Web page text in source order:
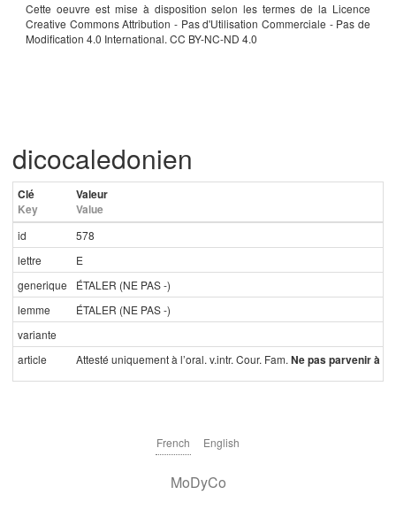
Cette oeuvre est mise à disposition selon les termes de la Licence
Creative Commons Attribution - Pas d'Utilisation Commerciale - Pas de
Modification 4.0 International. CC BY-NC-ND 4.0
dicocaledonien
Clé
Key
Valeur
Value
id
578
lettre
E
generique
ÉTALER (NE PAS -)
lemme
ÉTALER (NE PAS -)
variante
article
Attesté uniquement à l’oral. v.intr. Cour. Fam. Ne pas parvenir à
French English
MoDyCo